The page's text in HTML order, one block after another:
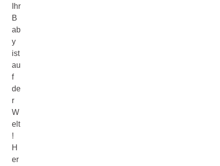
Ihr
B
ab
y
ist
au
f
de
r
W
elt
!
H
er